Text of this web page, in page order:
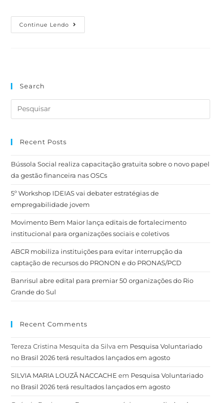
Continue Lendo
Search
Recent Posts
Bússola Social realiza capacitação gratuita sobre o novo papel
da gestão financeira nas OSCs
5º Workshop IDEIAS vai debater estratégias de
empregabilidade jovem
Movimento Bem Maior lança editais de fortalecimento
institucional para organizações sociais e coletivos
ABCR mobiliza instituições para evitar interrupção da
captação de recursos do PRONON e do PRONAS/PCD
Banrisul abre edital para premiar 50 organizações do Rio
Grande do Sul
Recent Comments
Tereza Cristina Mesquita da Silva em Pesquisa Voluntariado
no Brasil 2026 terá resultados lançados em agosto
SILVIA MARIA LOUZÃ NACCACHE em Pesquisa Voluntariado
no Brasil 2026 terá resultados lançados em agosto